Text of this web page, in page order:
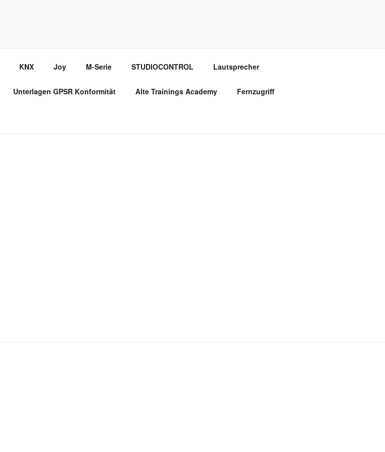
KNX Joy M-Serie STUDIOCONTROL Lautsprecher
Unterlagen GPSR Konformität Alte Trainings Academy Fernzugriff